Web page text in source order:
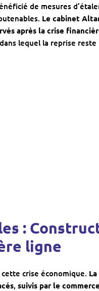
de mesures
Le cabinet
après la crise
lequel la reprise reste
:
ligne
crise économique.
, suivis par le